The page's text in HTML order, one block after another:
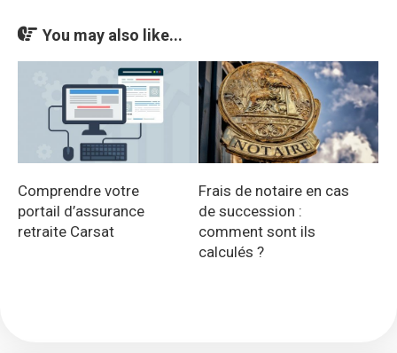
You may also like...
Comprendre votre
portail d’assurance
retraite Carsat
Frais de notaire en cas
de succession :
comment sont ils
calculés ?